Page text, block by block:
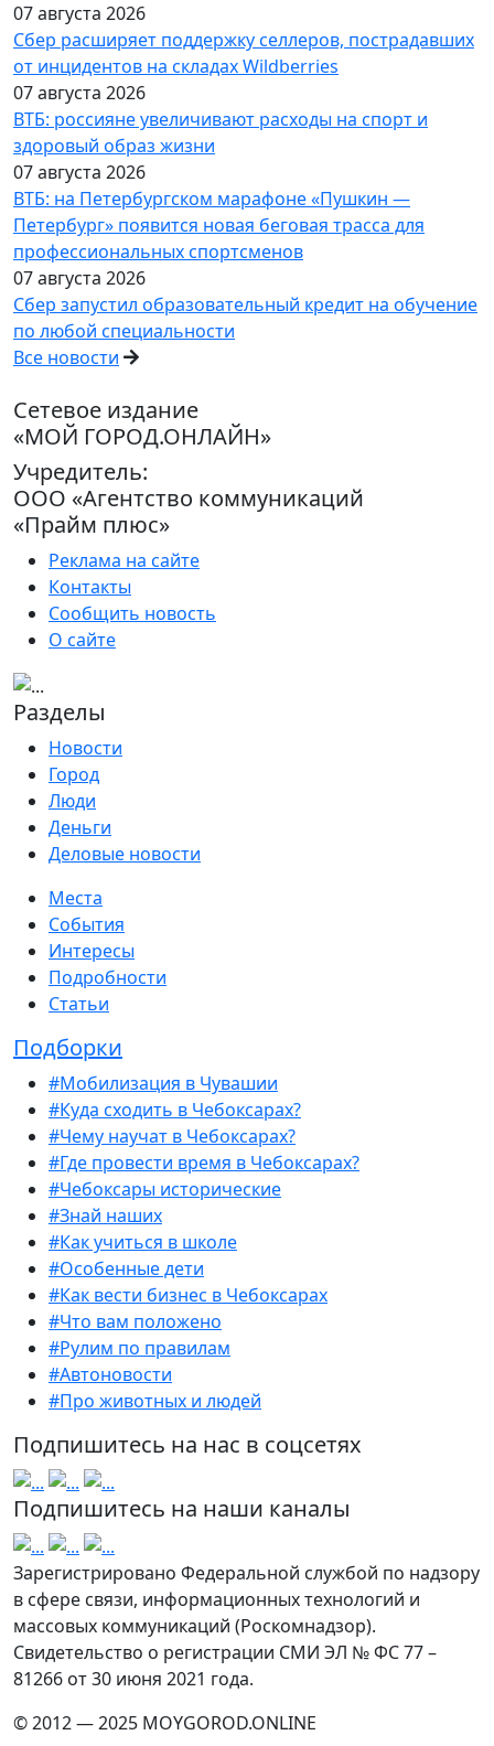
07 августа 2026
Сбер расширяет поддержку селлеров, пострадавших
от инцидентов на складах Wildberries
07 августа 2026
ВТБ: россияне увеличивают расходы на спорт и
здоровый образ жизни
07 августа 2026
ВТБ: на Петербургском марафоне «Пушкин —
Петербург» появится новая беговая трасса для
профессиональных спортсменов
07 августа 2026
Сбер запустил образовательный кредит на обучение
по любой специальности
Все новости
Сетевое издание
«МОЙ ГОРОД.ОНЛАЙН»
Учредитель:
ООО «Агентство коммуникаций
«Прайм плюс»
Реклама на сайте
Контакты
Сообщить новость
О сайте
Разделы
Новости
Город
Люди
Деньги
Деловые новости
Места
События
Интересы
Подробности
Статьи
Подборки
#Мобилизация в Чувашии
#Куда сходить в Чебоксарах?
#Чему научат в Чебоксарах?
#Где провести время в Чебоксарах?
#Чебоксары исторические
#Знай наших
#Как учиться в школе
#Особенные дети
#Как вести бизнес в Чебоксарах
#Что вам положено
#Рулим по правилам
#Автоновости
#Про животных и людей
Подпишитесь на нас в соцсетях
Подпишитесь на наши каналы
Зарегистрировано Федеральной службой по надзору
в сфере связи, информационных технологий и
массовых коммуникаций (Роскомнадзор).
Свидетельство о регистрации СМИ ЭЛ № ФС 77 –
81266 от 30 июня 2021 года.
© 2012 — 2025 MOYGOROD.ONLINE